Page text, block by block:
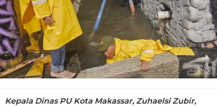
Kepala Dinas PU Kota Makassar, Zuhaelsi Zubir,